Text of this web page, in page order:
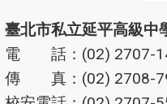
臺北市私立延平高級中
電 話：(02) 2707-
傳 真：(02) 2708-